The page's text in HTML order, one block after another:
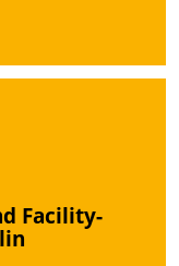
Facility-